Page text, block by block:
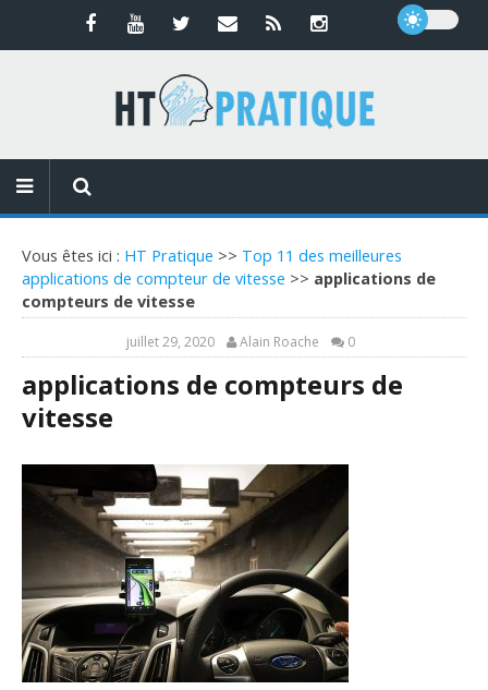
Vous êtes ici : HT Pratique >> Top 11 des meilleures
applications de compteur de vitesse >> applications de
compteurs de vitesse
juillet 29, 2020 Alain Roache 0
applications de compteurs de
vitesse